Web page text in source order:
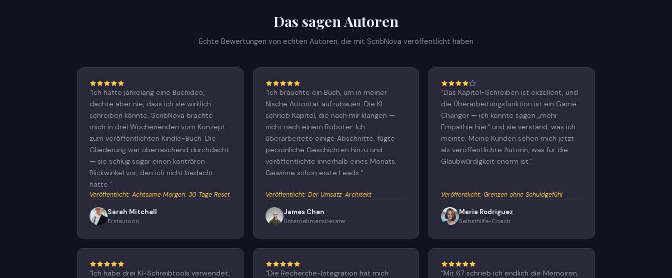
Das sagen Autoren
Echte Bewertungen von echten Autoren, die mit ScribNova veröffentlicht haben
“Ich hatte jahrelang eine Buchidee,
dachte aber nie, dass ich sie wirklich
schreiben könnte. ScribNova brachte
mich in drei Wochenenden vom Konzept
zum veröffentlichten Kindle-Buch. Die
Gliederung war überraschend durchdacht
— sie schlug sogar einen konträren
Blickwinkel vor, den ich nicht bedacht
hatte.”
Veröffentlicht: Achtsame Morgen: 30 Tage Reset
Sarah Mitchell
Erstautorin
“Ich brauchte ein Buch, um in meiner
Nische Autorität aufzubauen. Die KI
schrieb Kapitel, die nach mir klangen —
nicht nach einem Roboter. Ich
überarbeitete einige Abschnitte, fügte
persönliche Geschichten hinzu und
veröffentlichte innerhalb eines Monats.
Gewinne schon erste Leads.”
Veröffentlicht: Der Umsatz-Architekt
James Chen
Unternehmensberater
“Das Kapitel-Schreiben ist exzellent, und
die Überarbeitungsfunktion ist ein Game-
Changer — ich konnte sagen „mehr
Empathie hier" und sie verstand, was ich
meinte. Meine Kunden sehen mich jetzt
als veröffentlichte Autorin, was für die
Glaubwürdigkeit enorm ist.”
Veröffentlicht:Grenzen ohne Schuldgefühl
Maria Rodriguez
Selbsthilfe-Coach
“Ich habe drei KI-Schreibtools verwendet,
“Die Recherche-Integration hat mich
“Mit 67 schrieb ich endlich die Memoiren,